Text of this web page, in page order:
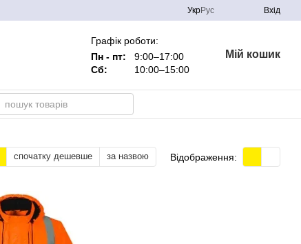
УкрРус Вхід
Графік роботи:
Пн - пт:
9:00–17:00
Сб:
10:00–15:00
Мій кошик
спочатку дешевше за назвою Відображення: